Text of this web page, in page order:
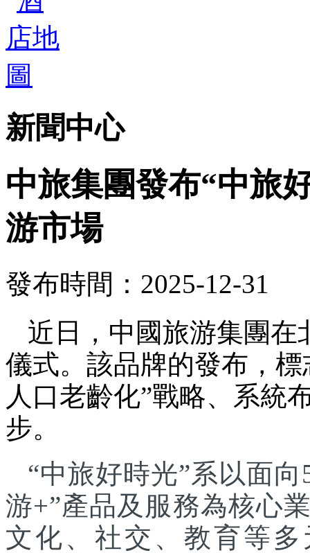
新聞中心
中旅集團發布“中旅
游市場
發布時間：2025-12-31
近日，中國旅游集團在
儀式。該品牌的發布，
人口老齡化”戰略、系統
步。
“中旅好時光”系以面
游+”產品及服務為核心
文化、社交、教育等